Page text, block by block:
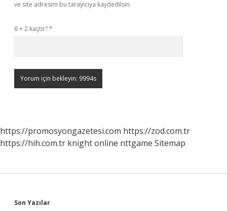
ve site adresim bu tarayıcıya kaydedilsin.
6 + 2 kaçtır?*
https://promosyongazetesi.com https://zod.com.tr
https://hih.com.tr knight online nttgame Sitemap
Son Yazılar